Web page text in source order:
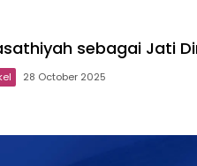
sebagai Jati
28 October 2025